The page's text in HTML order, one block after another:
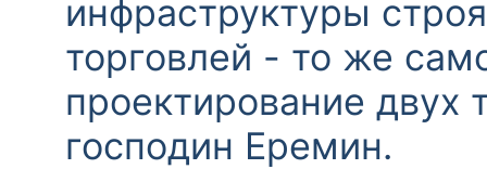
инфраструктуры
торговлей - то же
проектирование двух
господин Еремин.